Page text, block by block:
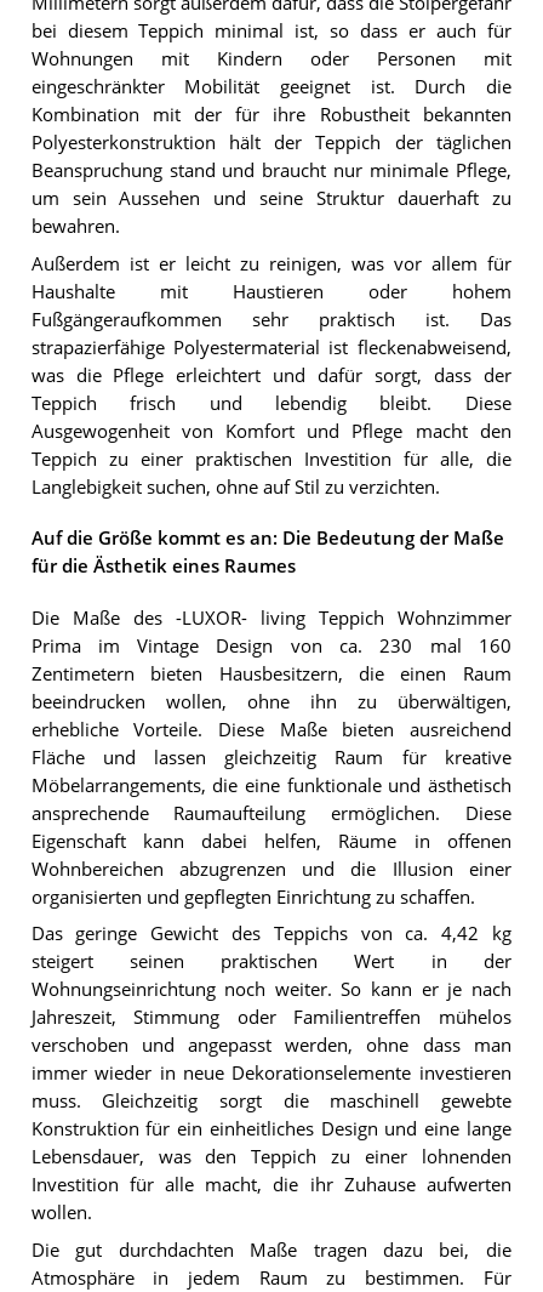
bei diesem Teppich minimal ist, so dass er auch für
Wohnungen mit Kindern oder Personen mit
eingeschränkter Mobilität geeignet ist. Durch die
Kombination mit der für ihre Robustheit bekannten
Polyesterkonstruktion hält der Teppich der täglichen
Beanspruchung stand und braucht nur minimale Pflege,
um sein Aussehen und seine Struktur dauerhaft zu
bewahren.
Außerdem ist er leicht zu reinigen, was vor allem für
Haushalte mit Haustieren oder hohem
Fußgängeraufkommen sehr praktisch ist. Das
strapazierfähige Polyestermaterial ist fleckenabweisend,
was die Pflege erleichtert und dafür sorgt, dass der
Teppich frisch und lebendig bleibt. Diese
Ausgewogenheit von Komfort und Pflege macht den
Teppich zu einer praktischen Investition für alle, die
Langlebigkeit suchen, ohne auf Stil zu verzichten.
Auf die Größe kommt es an: Die Bedeutung der Maße
für die Ästhetik eines Raumes
Die Maße des -LUXOR- living Teppich Wohnzimmer
Prima im Vintage Design von ca. 230 mal 160
Zentimetern bieten Hausbesitzern, die einen Raum
beeindrucken wollen, ohne ihn zu überwältigen,
erhebliche Vorteile. Diese Maße bieten ausreichend
Fläche und lassen gleichzeitig Raum für kreative
Möbelarrangements, die eine funktionale und ästhetisch
ansprechende Raumaufteilung ermöglichen. Diese
Eigenschaft kann dabei helfen, Räume in offenen
Wohnbereichen abzugrenzen und die Illusion einer
organisierten und gepflegten Einrichtung zu schaffen.
Das geringe Gewicht des Teppichs von ca. 4,42 kg
steigert seinen praktischen Wert in der
Wohnungseinrichtung noch weiter. So kann er je nach
Jahreszeit, Stimmung oder Familientreffen mühelos
verschoben und angepasst werden, ohne dass man
immer wieder in neue Dekorationselemente investieren
muss. Gleichzeitig sorgt die maschinell gewebte
Konstruktion für ein einheitliches Design und eine lange
Lebensdauer, was den Teppich zu einer lohnenden
Investition für alle macht, die ihr Zuhause aufwerten
wollen.
Die gut durchdachten Maße tragen dazu bei, die
Atmosphäre in jedem Raum zu bestimmen. Für